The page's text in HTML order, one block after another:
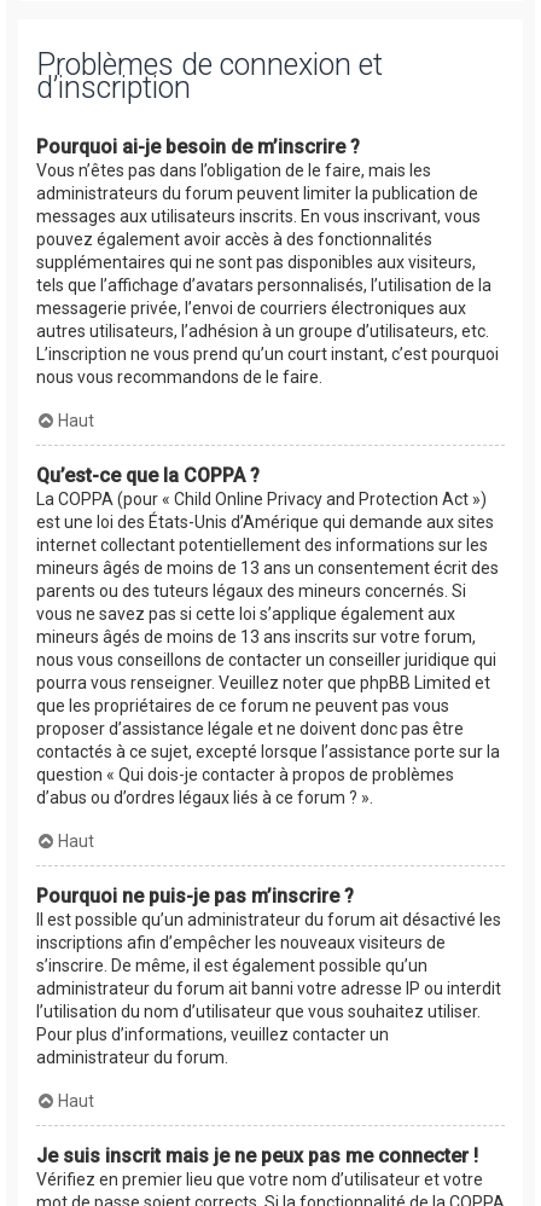
Problèmes de connexion et
d’inscription
Pourquoi ai-je besoin de m’inscrire ?
Vous n’êtes pas dans l’obligation de le faire, mais les
administrateurs du forum peuvent limiter la publication de
messages aux utilisateurs inscrits. En vous inscrivant, vous
pouvez également avoir accès à des fonctionnalités
supplémentaires qui ne sont pas disponibles aux visiteurs,
tels que l’affichage d’avatars personnalisés, l’utilisation de la
messagerie privée, l’envoi de courriers électroniques aux
autres utilisateurs, l’adhésion à un groupe d’utilisateurs, etc.
L’inscription ne vous prend qu’un court instant, c’est pourquoi
nous vous recommandons de le faire.
Haut
Qu’est-ce que la COPPA ?
La COPPA (pour « Child Online Privacy and Protection Act »)
est une loi des États-Unis d’Amérique qui demande aux sites
internet collectant potentiellement des informations sur les
mineurs âgés de moins de 13 ans un consentement écrit des
parents ou des tuteurs légaux des mineurs concernés. Si
vous ne savez pas si cette loi s’applique également aux
mineurs âgés de moins de 13 ans inscrits sur votre forum,
nous vous conseillons de contacter un conseiller juridique qui
pourra vous renseigner. Veuillez noter que phpBB Limited et
que les propriétaires de ce forum ne peuvent pas vous
proposer d’assistance légale et ne doivent donc pas être
contactés à ce sujet, excepté lorsque l’assistance porte sur la
question « Qui dois-je contacter à propos de problèmes
d’abus ou d’ordres légaux liés à ce forum ? ».
Haut
Pourquoi ne puis-je pas m’inscrire ?
Il est possible qu’un administrateur du forum ait désactivé les
inscriptions afin d’empêcher les nouveaux visiteurs de
s’inscrire. De même, il est également possible qu’un
administrateur du forum ait banni votre adresse IP ou interdit
l’utilisation du nom d’utilisateur que vous souhaitez utiliser.
Pour plus d’informations, veuillez contacter un
administrateur du forum.
Haut
Je suis inscrit mais je ne peux pas me connecter !
Vérifiez en premier lieu que votre nom d’utilisateur et votre
mot de passe soient corrects. Si la fonctionnalité de la COPPA